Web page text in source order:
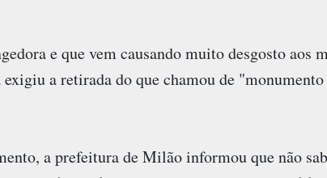
e que vem causando muito desgosto aos
exigiu a retirada do que chamou de
a prefeitura de Milão informou que não